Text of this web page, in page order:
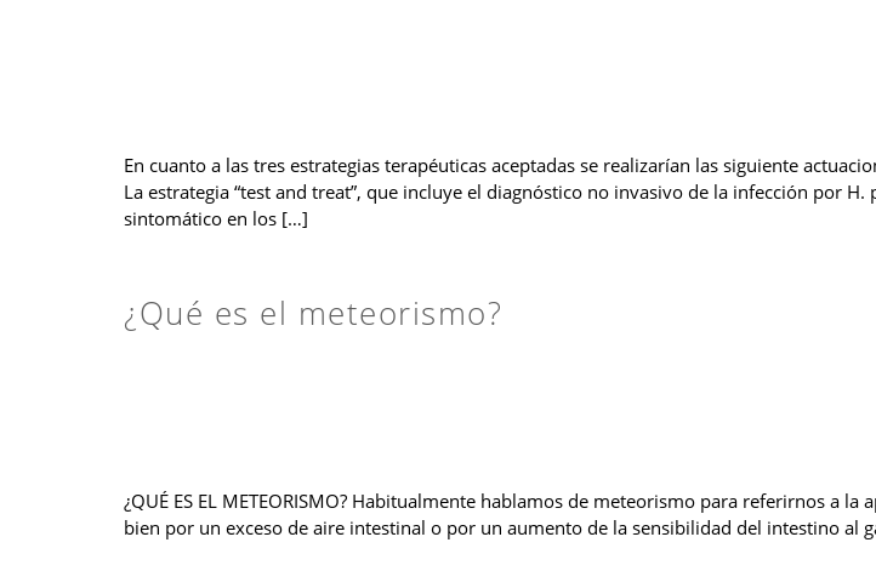
En cuanto a las tres estrategias terapéuticas aceptadas se realizarían las siguiente
La estrategia “test and treat”, que incluye el diagnóstico no invasivo de la infección por
sintomático en los […]
¿Qué es el meteorismo?
¿QUÉ ES EL METEORISMO? Habitualmente hablamos de meteorismo para referirnos a
bien por un exceso de aire intestinal o por un aumento de la sensibilidad del intestino al